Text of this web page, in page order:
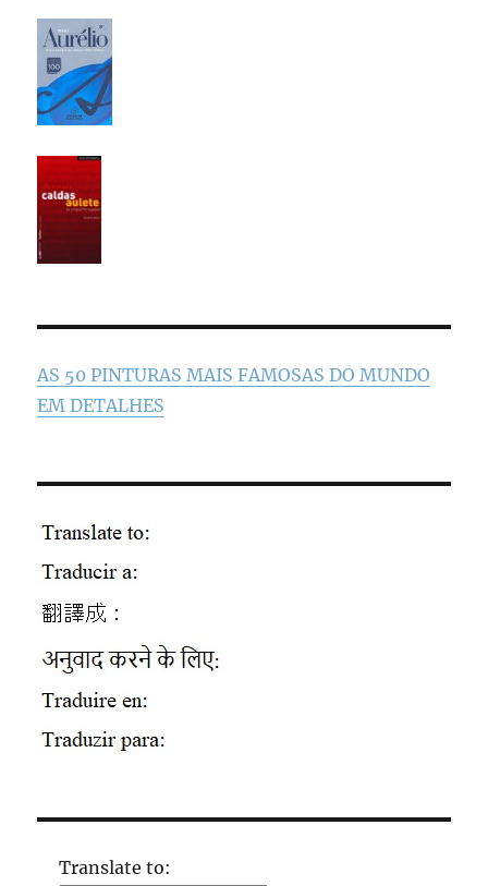
AS 50 PINTURAS MAIS FAMOSAS DO MUNDO
EM DETALHES
Translate to: